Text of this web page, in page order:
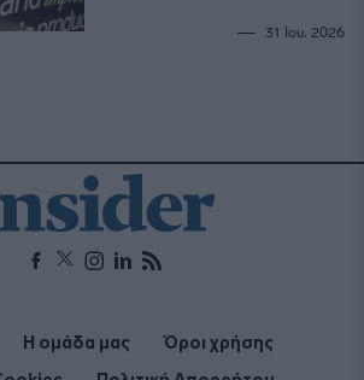
31 Ιου. 2026
Η ομάδα μας
Όροι χρήσης